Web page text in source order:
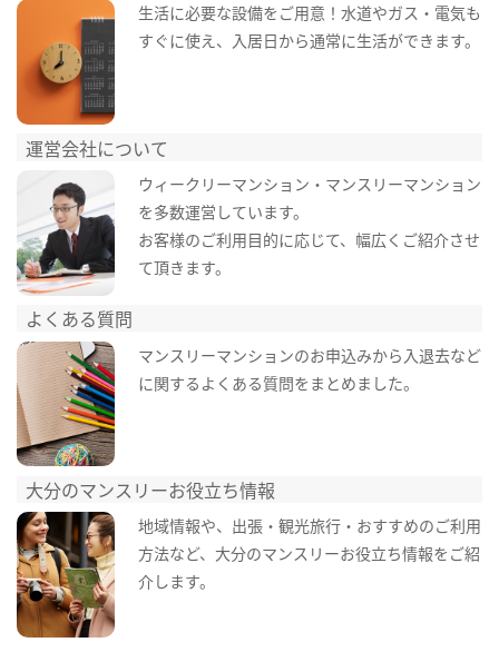
生活に必要な設備をご用意！水道やガス・電気も
すぐに使え、入居日から通常に生活ができます。
運営会社について
ウィークリーマンション・マンスリーマンション
を多数運営しています。
お客様のご利用目的に応じて、幅広くご紹介させ
て頂きます。
よくある質問
マンスリーマンションのお申込みから入退去など
に関するよくある質問をまとめました。
大分のマンスリーお役立ち情報
地域情報や、出張・観光旅行・おすすめのご利用
方法など、大分のマンスリーお役立ち情報をご紹
介します。